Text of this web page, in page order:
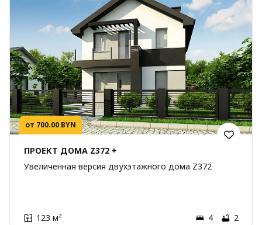
от 700.00 BYN
ПРОЕКТ ДОМА Z372 +
Увеличенная версия двухэтажного дома Z372
123 м² 4 2